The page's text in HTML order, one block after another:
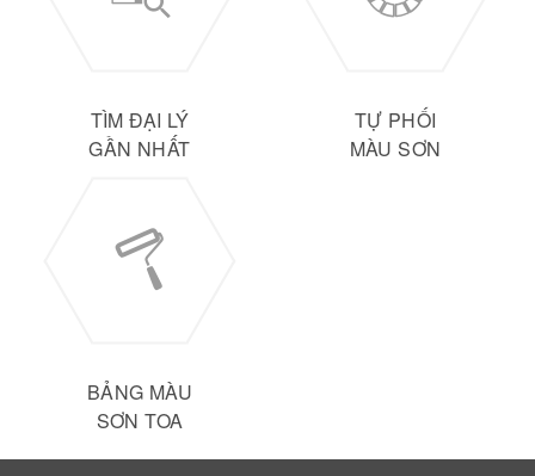
TÌM ĐẠI LÝ
GẦN NHẤT
TỰ PHỐI
MÀU SƠN
BẢNG MÀU
SƠN TOA